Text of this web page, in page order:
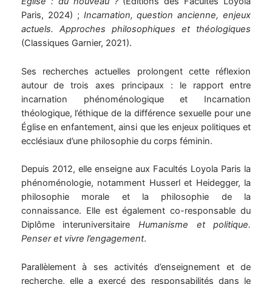
Paris, 2024) ; Incarnation, question ancienne, enjeux
actuels. Approches philosophiques et théologiques
(Classiques Garnier, 2021).
Ses recherches actuelles prolongent cette réflexion
autour de trois axes principaux : le rapport entre
incarnation phénoménologique et Incarnation
théologique, l’éthique de la différence sexuelle pour une
Église en enfantement, ainsi que les enjeux politiques et
ecclésiaux d’une philosophie du corps féminin.
Depuis 2012, elle enseigne aux Facultés Loyola Paris la
phénoménologie, notamment Husserl et Heidegger, la
philosophie morale et la philosophie de la
connaissance. Elle est également co-responsable du
Diplôme interuniversitaire Humanisme et politique.
Penser et vivre l’engagement.
Parallèlement à ses activités d’enseignement et de
recherche, elle a exercé des responsabilités dans le